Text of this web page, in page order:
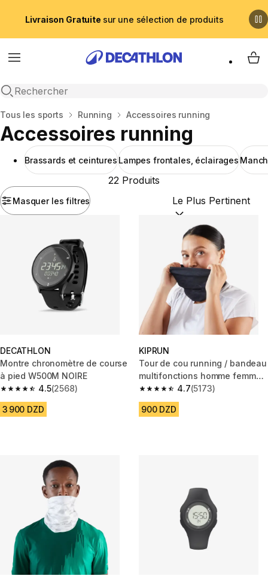
Livraison Gratuite sur une sélection de produits
Menu
Recherche ouverte
My
Accueil
Tous les sports Running Accessoires running
Accessoires running
Brassards et ceintures Lampes frontales, éclairages
Masquer les filtres
22 Produits
Trier par :(optional)
DECATHLON
Montre chronomètre de course
à pied W500M NOIRE
4.5
4.5 out of 5 stars from 2568 reviews
(2568)
3 900 DZD
KIPRUN
Tour de cou running / bandeau
multifonctions homme femme -
kiprun noir graph
4.7
4.7 out of 5 stars from 5173
(5173)
900 DZD